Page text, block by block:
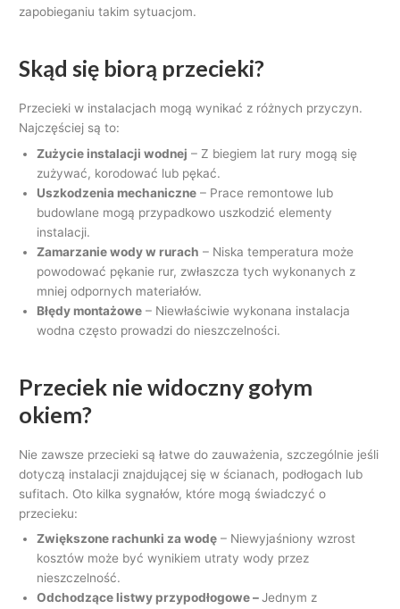
zapobieganiu takim sytuacjom.
Skąd się biorą przecieki?
Przecieki w instalacjach mogą wynikać z różnych przyczyn.
Najczęściej są to:
Zużycie instalacji wodnej – Z biegiem lat rury mogą się
zużywać, korodować lub pękać.
Uszkodzenia mechaniczne – Prace remontowe lub
budowlane mogą przypadkowo uszkodzić elementy
instalacji.
Zamarzanie wody w rurach – Niska temperatura może
powodować pękanie rur, zwłaszcza tych wykonanych z
mniej odpornych materiałów.
Błędy montażowe – Niewłaściwie wykonana instalacja
wodna często prowadzi do nieszczelności.
Przeciek nie widoczny gołym
okiem?
Nie zawsze przecieki są łatwe do zauważenia, szczególnie jeśli
dotyczą instalacji znajdującej się w ścianach, podłogach lub
sufitach. Oto kilka sygnałów, które mogą świadczyć o
przecieku:
Zwiększone rachunki za wodę – Niewyjaśniony wzrost
kosztów może być wynikiem utraty wody przez
nieszczelność.
Odchodzące listwy przypodłogowe –Jednym z